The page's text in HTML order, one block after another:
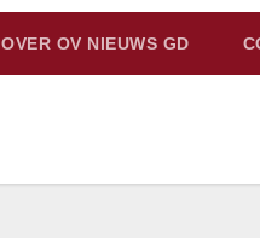
OVER OV NIEUWS GD